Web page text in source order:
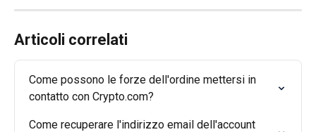
Articoli correlati
Come possono le forze dell'ordine mettersi in
contatto con Crypto.com?
Come recuperare l'indirizzo email dell'account